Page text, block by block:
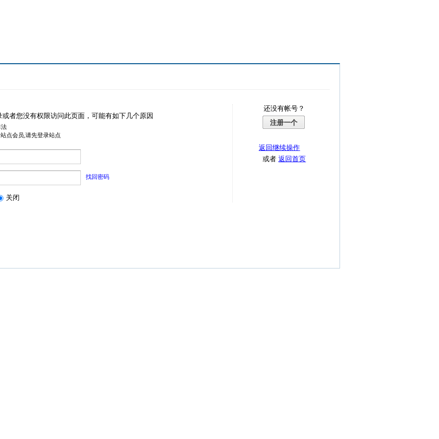
或者您没有权限访问此页面，可能有如下几个原因
点会员,请先登录站点
找回密码
关闭
还没有帐号？
注册一个
返回继续操作
或者返回首页